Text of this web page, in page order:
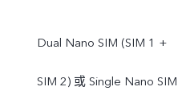
Dual Nano SIM (SIM 1 +
SIM 2) 或 Single Nano SIM